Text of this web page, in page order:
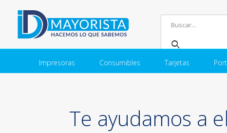
Impresoras Consumibles Tarjetas
Te ayudamos a